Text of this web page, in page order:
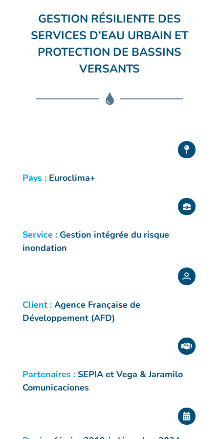
GESTION RÉSILIENTE DES
SERVICES D’EAU URBAIN ET
PROTECTION DE BASSINS
VERSANTS
Pays : Euroclima+
Service :Gestion intégrée du risque
inondation
Client :Agence Française de
Développement (AFD)
Partenaires :SEPIA et Vega & Jaramilo
Comunicaciones